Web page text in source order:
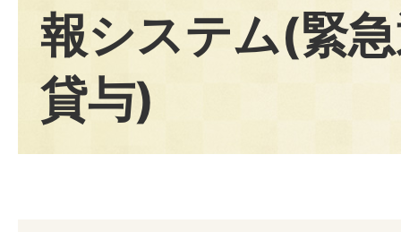
報システム(緊
貸与)